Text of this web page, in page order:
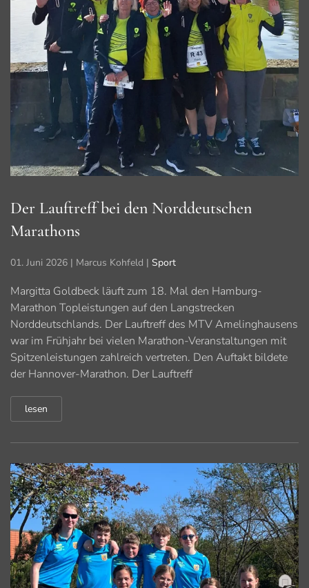
Der Lauftreff bei den Norddeutschen
Marathons
01. Juni 2026 | Marcus Kohfeld | Sport
Margitta Goldbeck läuft zum 18. Mal den Hamburg-
Marathon Topleistungen auf den Langstrecken
Norddeutschlands. Der Lauftreff des MTV Amelinghausens
war im Frühjahr bei vielen Marathon-Veranstaltungen mit
Spitzenleistungen zahlreich vertreten. Den Auftakt bildete
der Hannover-Marathon. Der Lauftreff
lesen